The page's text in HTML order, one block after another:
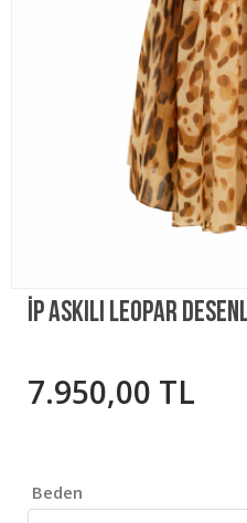
İp Askılı Leopar
7.950,00 TL
Beden